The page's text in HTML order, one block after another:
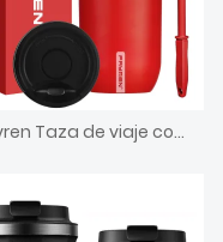
Fayren Taza de viaje con tapa de perilla giratoria de 500 ml, taza de café aislada de acero inoxidable a prueba de derrames, mantiene las bebidas frías durante 24 horas y calientes durante 12 horas